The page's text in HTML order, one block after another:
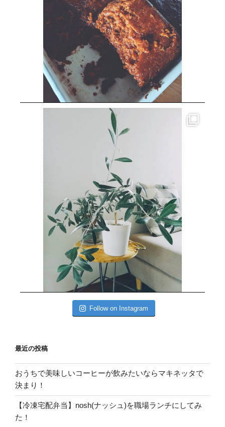
Follow on Instagram
最近の投稿
おうちで美味しいコーヒーが飲みたいならマキネッタで
決まり！
【冷凍宅配弁当】nosh(ナッシュ)を職場ランチにしてみ
た！